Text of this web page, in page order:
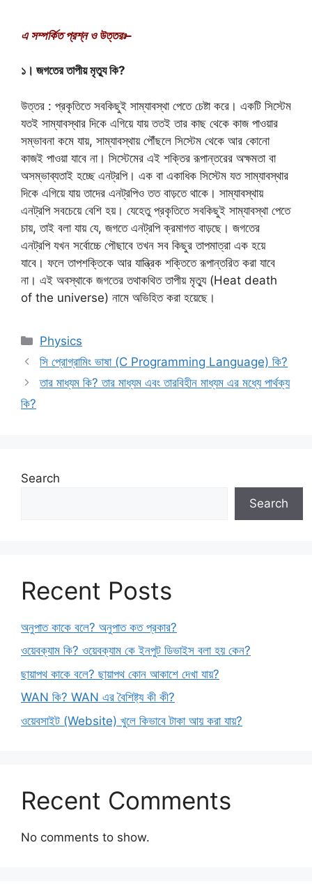
এ সম্পর্কিত প্রশ্ন ও উত্তরঃ–
১। জগতের তাপীয় মৃত্যু কি?
উত্তর : প্রকৃতিতে সবকিছুই সাম্যাবস্থা পেতে চেষ্টা করে। একটি সিস্টেম
যতই সাম্যাবস্থার দিকে এগিয়ে যায় ততই তার কাছ থেকে কাজ পাওয়ার
সম্ভাবনা কমে যায়, সাম্যাবস্থায় পৌঁছলে সিস্টেম থেকে আর কোনো
কাজই পাওয়া যাবে না। সিস্টেমের এই শক্তির রূপান্তরের অক্ষমতা বা
অসম্ভাব্যতাই হচ্ছে এনট্রপি। এক বা একাধিক সিস্টেম যত সাম্যাবস্থার
দিকে এগিয়ে যায় তাদের এনট্রপিও তত বাড়তে থাকে। সাম্যাবস্থায়
এনট্রপি সবচেয়ে বেশি হয়। যেহেতু প্রকৃতিতে সবকিছুই সাম্যাবস্থা পেতে
চায়, তাই বলা যায় যে, জগতে এনট্রপি ক্রমাগত বাড়ছে। জগতের
এনট্রপি যখন সর্বোচ্চে পৌছাবে তখন সব কিছুর তাপমাত্রা এক হয়ে
যাবে। ফলে তাপশক্তিকে আর যান্ত্রিক শক্তিতে রূপান্তরিত করা যাবে
না। এই অবস্থাকে জগতের তথাকথিত তাপীয় মৃত্যু (Heat death
of the universe) নামে অভিহিত করা হয়েছে।
Categories
Physics
সি প্রোগ্রামিং ভাষা (C Programming Language) কি?
তার মাধ্যম কি? তার মাধ্যম এবং তারবিহীন মাধ্যম এর মধ্যে পার্থক্য
কি?
Search
Search
Recent Posts
অনুপাত কাকে বলে? অনুপাত কত প্রকার?
ওয়েবক্যাম কি? ওয়েবক্যাম কে ইনপুট ডিভাইস বলা হয় কেন?
ছায়াপথ কাকে বলে? ছায়াপথ কোন আকাশে দেখা যায়?
WAN কি? WAN এর বৈশিষ্ট্য কী কী?
ওয়েবসাইট (Website) খুলে কিভাবে টাকা আয় করা যায়?
Recent Comments
No comments to show.